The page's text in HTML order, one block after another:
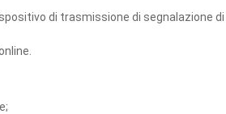
di trasmissione di segnalazione